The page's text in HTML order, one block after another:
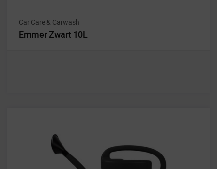
Car Care & Carwash
Emmer Zwart 10L